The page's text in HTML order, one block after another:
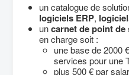
un catalogue de
logiciels ERP,
uncarnet de point de
en charge soit :
une base de 2000
services pour une
plus 500 € par